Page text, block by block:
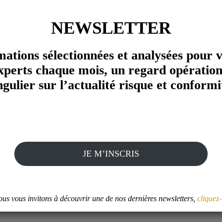
idée forte : démocratiser l'accès à
sur le sujet de l'intégrité et l'éthique.
NEWSLETTER
sélectionnées et analysées pour
chaque mois, un regard
sur l’actualité risque et
JE M’INSCRIS
vous invitons à découvrir une de nos dernières newsletters,